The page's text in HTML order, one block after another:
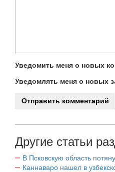
Уведомить меня о новых
Уведомлять меня о новых
Другие статьи
В Псковскую область
Каннаваро нашел в